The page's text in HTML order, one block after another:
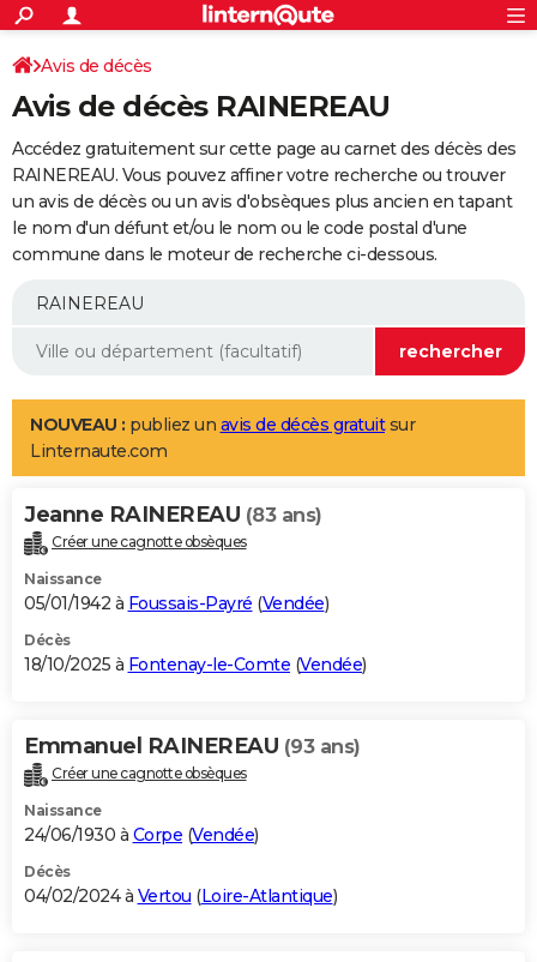
ACTUALITÉS
Politique
Société
Faits Divers
Education
Monde
Villes
+
SPORT
Coupe du monde 2026
Football
Tennis
Cyclisme
Rugby
Forum
Programme TV
TNT
Streaming
Cinéma
Sorties cinéma
Musique
+
FINANCE
Impôts
Immobilier
Risques naturels par ville
Banque
Assurance
Crédit
AUTO
Essais
Réserver un essai
Citadines
Berlines
SUV
Forum auto
+
Mobiles
Meilleur smartphone
Internet
Ordinateurs
Jeux vidéo
Guide high-tech
Aménagement intérieur
LIFESTYLE
Art de vivre
Bien-être
Loisirs
Mode
Modes de vie
Alimentation
Guide de la santé
Maladies
Médicaments
Sommeil
VOYAGE
Destinations
City break
Voyage nature
Voyage de noces
Forum
Climat
+PHOTO
GUIDES D'ACHAT
BONS PLANS
Carte de Noël
Carte Bonne année
Carte Saint-Valentin
Carte Pâques
Carte d'anniversaire
DICTIONNAIRE
Dictionnaire
Biographies
Citations
Expressions
Proverbes
PROGRAMME TV
S'inscrire
Se connecter
Lycées
Collèges
Primaires
Universités
Entreprises
Service militaire
Avis de recherche
AVIS DE DÉCÈS
Avis de décès
Avis de décès RAINEREAU
Accédez gratuitement sur cette page au carnet des décès des
RAINEREAU. Vous pouvez affiner votre recherche ou trouver
un avis de décès ou un avis d'obsèques plus ancien en tapant
le nom d'un défunt et/ou le nom ou le code postal d'une
commune dans le moteur de recherche ci-dessous.
NOUVEAU : publiez un avis de décès gratuitsur
Linternaute.com
Jeanne RAINEREAU (83 ans)
Créer une cagnotte obsèques
Naissance
05/01/1942 à Foussais-Payré (Vendée)
Décès
18/10/2025 à Fontenay-le-Comte (Vendée)
Emmanuel RAINEREAU (93 ans)
Créer une cagnotte obsèques
Naissance
24/06/1930 à Corpe (Vendée)
Décès
04/02/2024 à Vertou (Loire-Atlantique)